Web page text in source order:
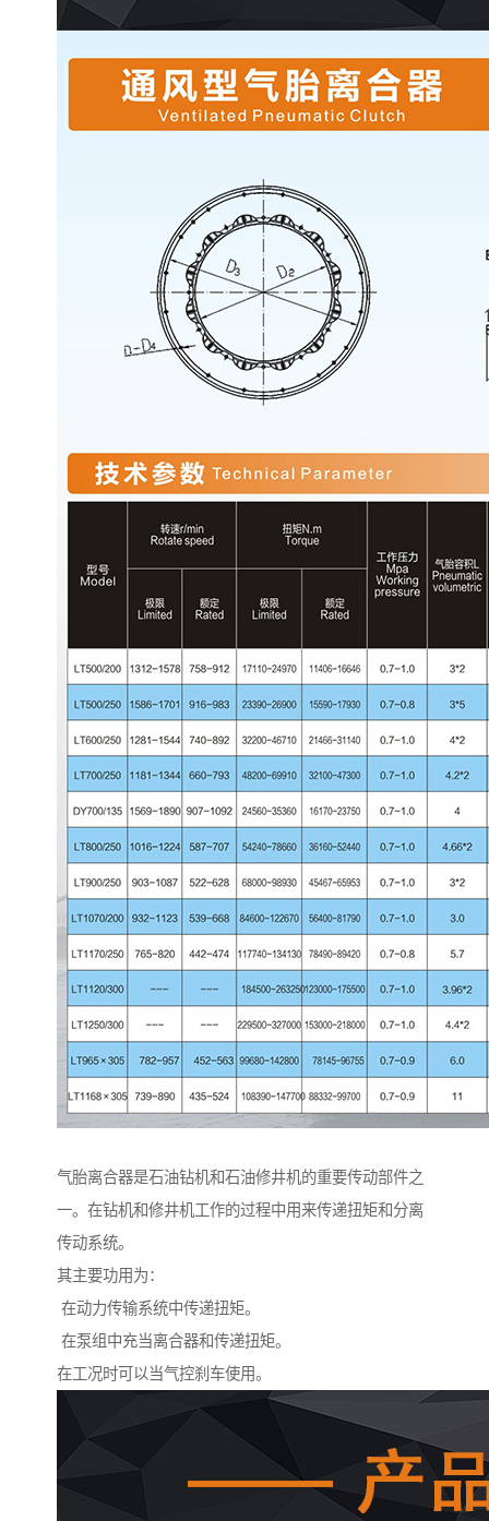
气胎离合器是石油钻机和石油修井机的重要传动部件之
一。在钻机和修井机工作的过程中用来传递扭矩和分离
传动系统。
其主要功用为：
在动力传输系统中传递扭矩。
在泵组中充当离合器和传递扭矩。
在工况时可以当气控刹车使用。